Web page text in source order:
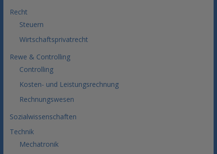
Recht
Steuern
Wirtschaftsprivatrecht
Rewe & Controlling
Controlling
Kosten- und Leistungsrechnung
Rechnungswesen
Sozialwissenschaften
Technik
Mechatronik